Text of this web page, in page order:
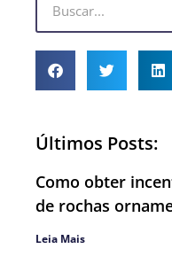
Últimos Posts:
Como obter
de rochas
Leia Mais